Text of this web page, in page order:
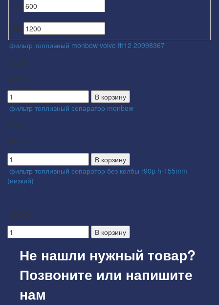
От
До
фильтр топливный monbow volvo fh12 20998367
CX541
700.00 ₽
В корзину
фильтр топливный сепаратор monbow
C210
600.00 ₽
В корзину
фильтр топливный сепаратор без колбы r90p h-155mm
(низкий)
CX528
1200.00 ₽
В корзину
Не нашли нужный товар?
Позвоните или напишите
нам